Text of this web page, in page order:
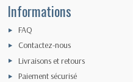
Informations
FAQ
Contactez-nous
Livraisons et retours
Paiement sécurisé